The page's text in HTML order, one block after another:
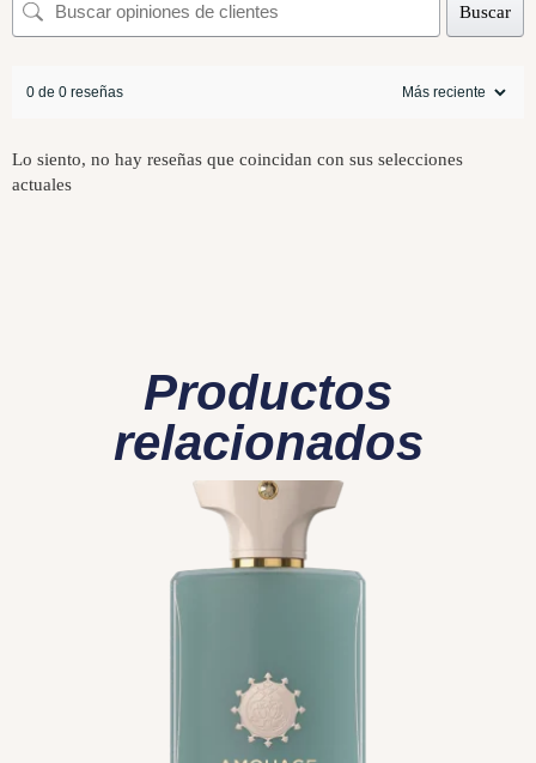
Buscar
0 de 0 reseñas
Lo siento, no hay reseñas que coincidan con sus selecciones
actuales
Productos
relacionados